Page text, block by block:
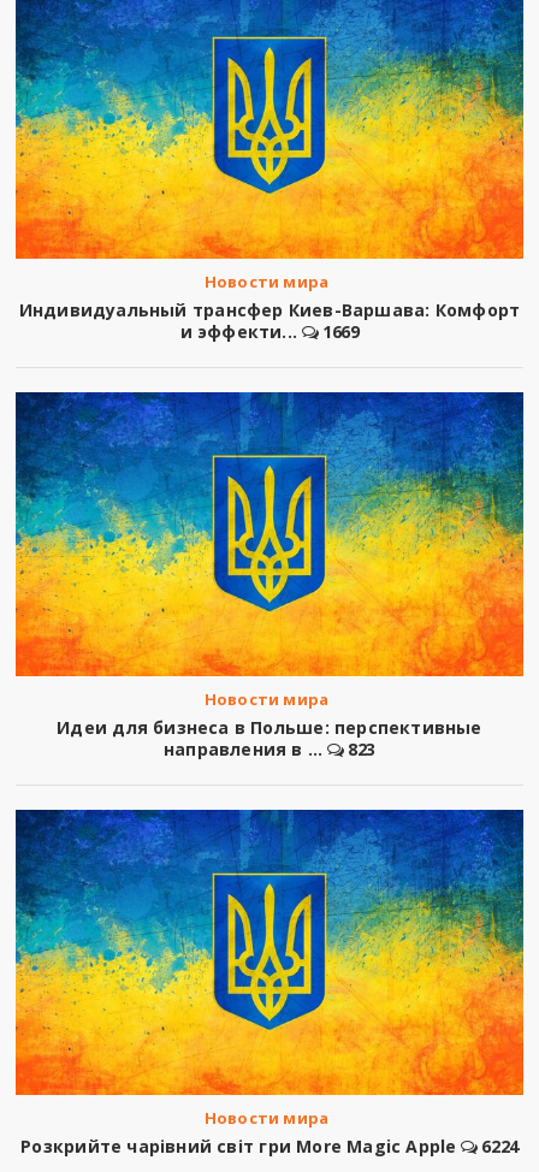
Новости мира
Индивидуальный трансфер Киев-Варшава: Комфорт
и эффекти...
1669
Новости мира
Идеи для бизнеса в Польше: перспективные
направления в ...
823
Новости мира
Розкрийте чарівний світ гри More Magic Apple 6224